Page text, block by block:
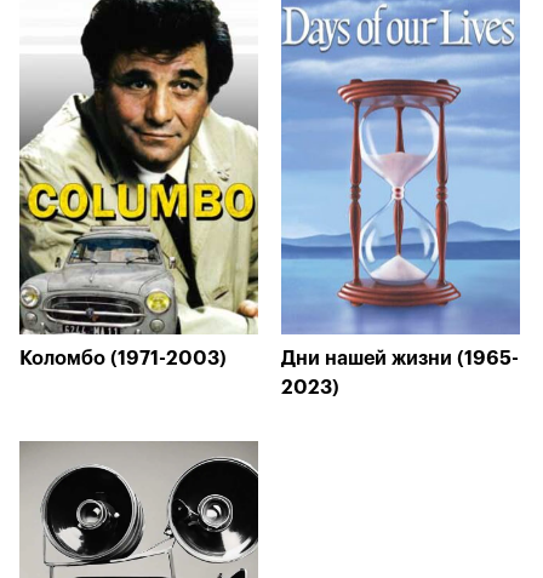
Коломбо (1971-2003)
Дни нашей жизни (1965-
2023)